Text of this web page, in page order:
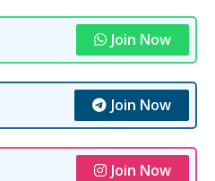
Join Now
Join Now
Join Now